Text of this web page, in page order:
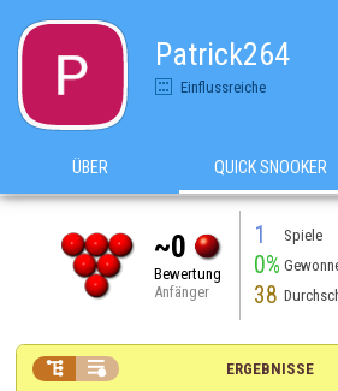
Patrick264
Einflussreiche
ÜBER QUICK SNOOKER
~0
Bewertung
Anfänger
1 Spiele
0%
38
ERGEBNISSE
 